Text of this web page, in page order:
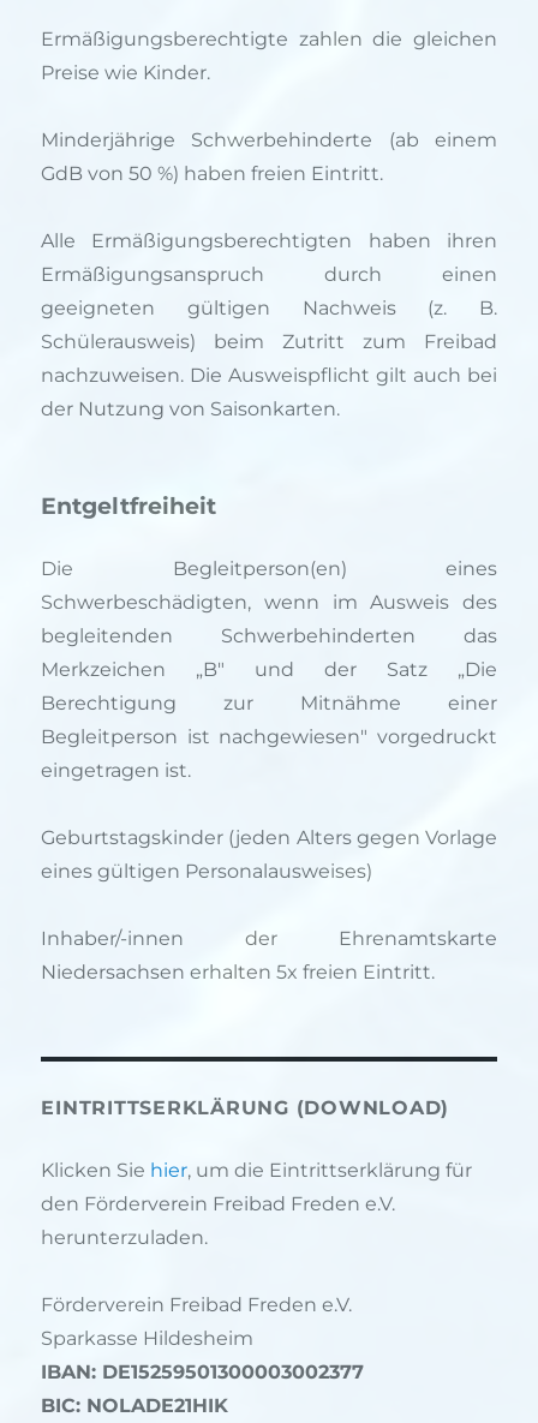
Ermäßigungsberechtigte zahlen die gleichen
Preise wie Kinder.
Minderjährige Schwerbehinderte (ab einem
GdB von 50 %) haben freien Eintritt.
Alle Ermäßigungsberechtigten haben ihren
Ermäßigungsanspruch durch einen
geeigneten gültigen Nachweis (z. B.
Schülerausweis) beim Zutritt zum Freibad
nachzuweisen. Die Ausweispflicht gilt auch bei
der Nutzung von Saisonkarten.
Entgeltfreiheit
Die Begleitperson(en) eines
Schwerbeschädigten, wenn im Ausweis des
begleitenden Schwerbehinderten das
Merkzeichen „B" und der Satz „Die
Berechtigung zur Mitnähme einer
Begleitperson ist nachgewiesen" vorgedruckt
eingetragen ist.
Geburtstagskinder (jeden Alters gegen Vorlage
eines gültigen Personalausweises)
Inhaber/-innen der Ehrenamtskarte
Niedersachsen erhalten 5x freien Eintritt.
EINTRITTSERKLÄRUNG (DOWNLOAD)
Klicken Sie hier, um die Eintrittserklärung für
den Förderverein Freibad Freden e.V.
herunterzuladen.
Förderverein Freibad Freden e.V.
Sparkasse Hildesheim
IBAN: DE15259501300003002377
BIC: NOLADE21HIK